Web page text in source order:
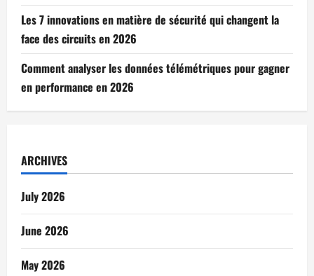
Les 7 innovations en matière de sécurité qui changent la
face des circuits en 2026
Comment analyser les données télémétriques pour gagner
en performance en 2026
ARCHIVES
July 2026
June 2026
May 2026